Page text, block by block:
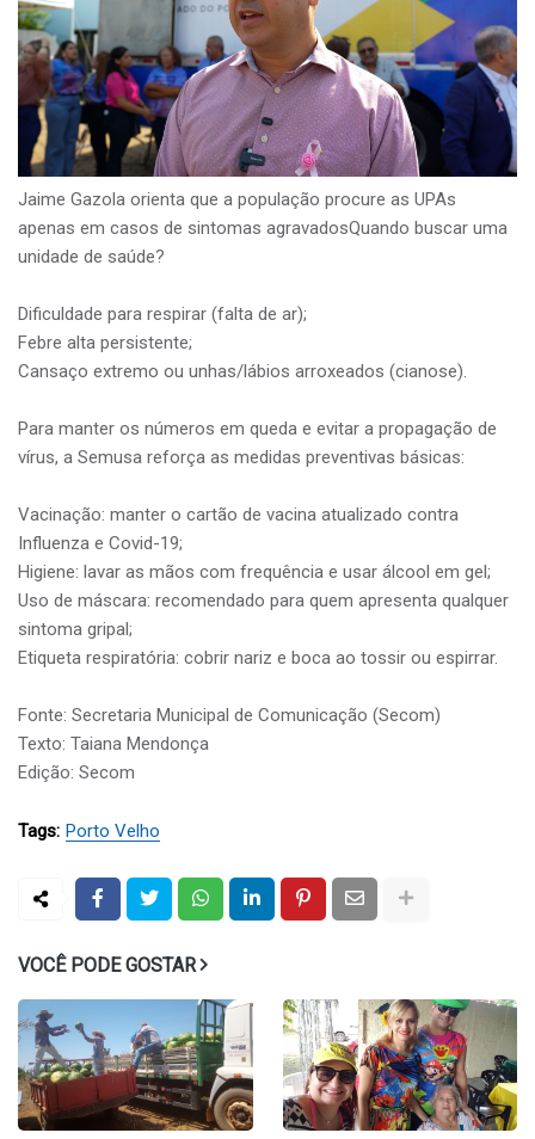
Jaime Gazola orienta que a população procure as UPAs
apenas em casos de sintomas agravadosQuando buscar uma
unidade de saúde?
Dificuldade para respirar (falta de ar);
Febre alta persistente;
Cansaço extremo ou unhas/lábios arroxeados (cianose).
Para manter os números em queda e evitar a propagação de
vírus, a Semusa reforça as medidas preventivas básicas:
Vacinação: manter o cartão de vacina atualizado contra
Influenza e Covid-19;
Higiene: lavar as mãos com frequência e usar álcool em gel;
Uso de máscara: recomendado para quem apresenta qualquer
sintoma gripal;
Etiqueta respiratória: cobrir nariz e boca ao tossir ou espirrar.
Fonte: Secretaria Municipal de Comunicação (Secom)
Texto: Taiana Mendonça
Edição: Secom
Tags: Porto Velho
VOCÊ PODE GOSTAR